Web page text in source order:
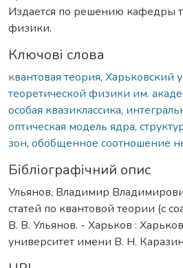
Издается по решению кафедры
физики.
Ключові слова
квантовая теория, Харьковский
теоретической физики им.
особая квазиклассика,
оптическая модель ядра,
зон, обобщенное соотношение
Бібліографічний опис
Ульянов, Владимир
статей по квантовой теории (с
В. В. Ульянов. - Харьков :
университет имени В. Н.